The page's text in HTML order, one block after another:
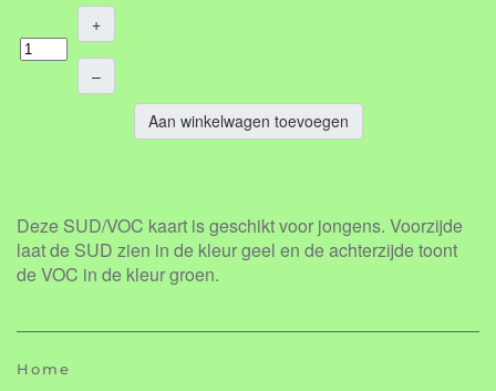
+
–
Aan winkelwagen toevoegen
Deze SUD/VOC kaart is geschikt voor jongens. Voorzijde
laat de SUD zien in de kleur geel en de achterzijde toont
de VOC in de kleur groen.
Home